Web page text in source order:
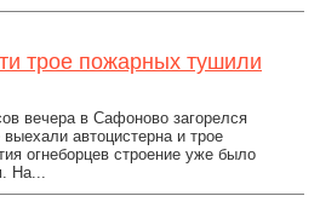
трое пожарных тушили
вечера в Сафоново загорелся
автоцистерна и трое
огнеборцев строение уже было
На...